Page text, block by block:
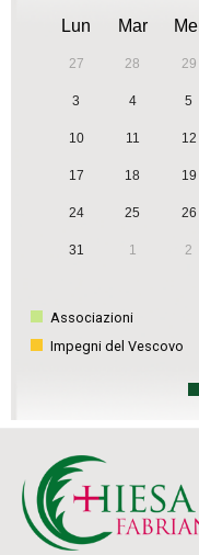
Lun Mar
27 28 29
3 4 5
10 11 12
17 18 19
24 25 26
31 1 2
Associazioni
Impegni del Vescovo